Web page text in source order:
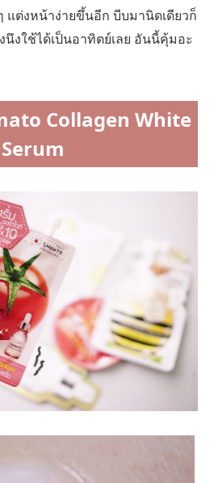
แต่งหน้าง่ายขึ้นอีก บีบมานิดเดียวก็
งใช้ได้เป็นอาทิตย์เลย อันนี้คุ้มอะ
Collagen White
Serum